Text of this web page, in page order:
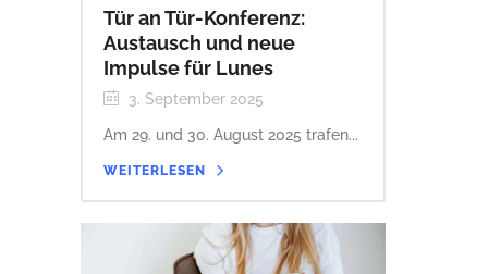
Tür an Tür-Konferenz:
Austausch und neue
Impulse für Lunes
3. September 2025
Am 29. und 30. August 2025 trafen...
WEITERLESEN